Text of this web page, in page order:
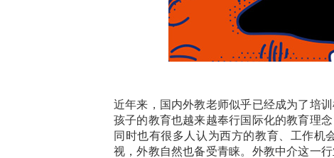
近年来，国内外教老师似乎已经成为了培
孩子的教育也越来越奉行国际化的教育理
同时也有很多人认为西方的教育、工作机
视，外教自然也备受青睐。 外教中介这一